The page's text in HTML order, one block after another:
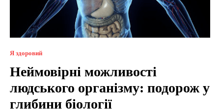
Я здоровий
Неймовірні можливості
людського організму: подорож у
глибини біології